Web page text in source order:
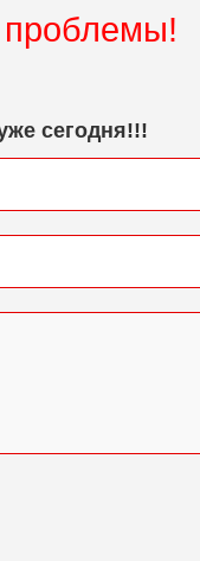
проблемы!
сегодня!!!